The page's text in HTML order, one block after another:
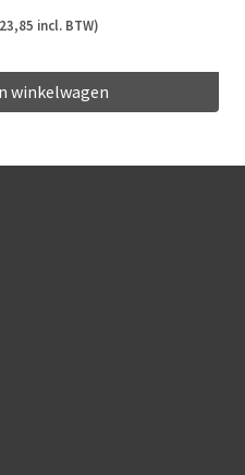
incl. BTW)
winkelwagen